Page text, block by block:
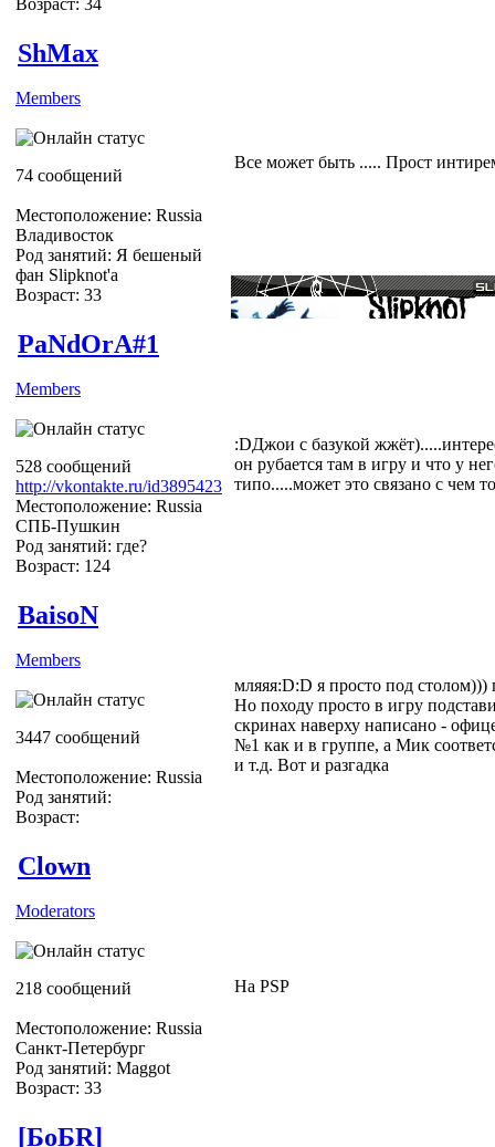
ShMax
Members
74 сообщений
Местоположение: Russia
Владивосток
Род занятий: Я бешеный
фан Slipknot'a
Возраст: 33
Все может быть ..... Прост
PaNdOrA#1
Members
528 сообщений
http://vkontakte.ru/id3895423
Местоположение: Russia
СПБ-Пушкин
Род занятий: где?
Возраст: 124
:DДжои с базукой
он рубается там в игру и что у
типо.....может это связано с чем
BaisoN
Members
3447 сообщений
Местоположение: Russia
Род занятий:
Возраст:
мляяя:D:D я просто под
Но походу просто в игру
скринах наверху написано -
№1 как и в группе, а Мик
и т.д. Вот и разгадка
Clown
Moderators
218 сообщений
Местоположение: Russia
Санкт-Петербург
Род занятий: Maggot
Возраст: 33
На PSP
[БоБR]